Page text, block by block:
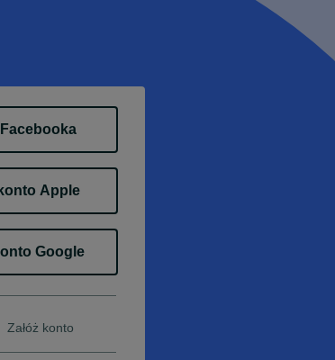
Apple
Google
Załóż konto